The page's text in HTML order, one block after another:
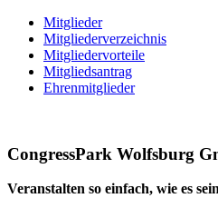
Mitglieder
Mitgliederverzeichnis
Mitgliedervorteile
Mitgliedsantrag
Ehrenmitglieder
CongressPark Wolfsburg
Veranstalten so einfach, wie es